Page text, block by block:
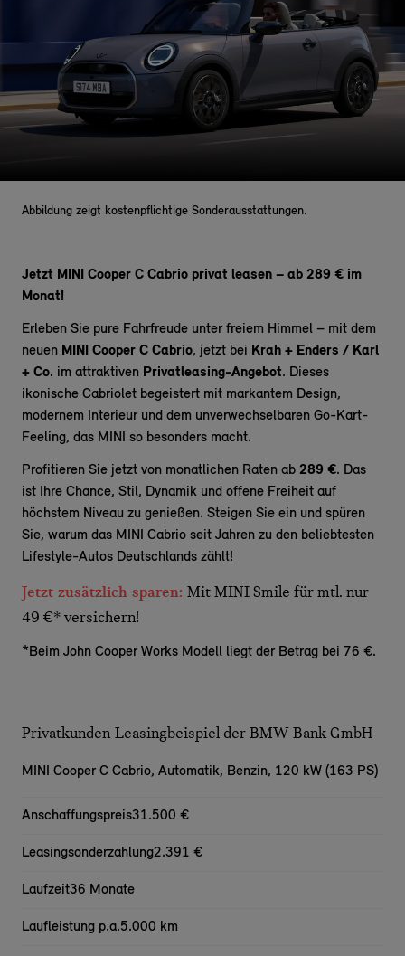
Abbildung zeigt kostenpflichtige Sonderausstattungen.
Jetzt MINI Cooper C Cabrio privat leasen – ab 289 € im
Monat!
Erleben Sie pure Fahrfreude unter freiem Himmel – mit dem
neuen MINI Cooper C Cabrio, jetzt bei Krah + Enders / Karl
+ Co. im attraktiven Privatleasing-Angebot. Dieses
ikonische Cabriolet begeistert mit markantem Design,
modernem Interieur und dem unverwechselbaren Go-Kart-
Feeling, das MINI so besonders macht.
Profitieren Sie jetzt von monatlichen Raten ab 289 €. Das
ist Ihre Chance, Stil, Dynamik und offene Freiheit auf
höchstem Niveau zu genießen. Steigen Sie ein und spüren
Sie, warum das MINI Cabrio seit Jahren zu den beliebtesten
Lifestyle-Autos Deutschlands zählt!
Jetzt zusätzlich sparen: Mit MINI Smile für mtl. nur
49 €* versichern!
*Beim John Cooper Works Modell liegt der Betrag bei 76 €.
Privatkunden-Leasingbeispiel der BMW Bank GmbH
MINI Cooper C Cabrio, Automatik, Benzin, 120 kW (163 PS)
Anschaffungspreis31.500 €
Leasingsonderzahlung2.391 €
Laufzeit36 Monate
Laufleistung p.a.5.000 km